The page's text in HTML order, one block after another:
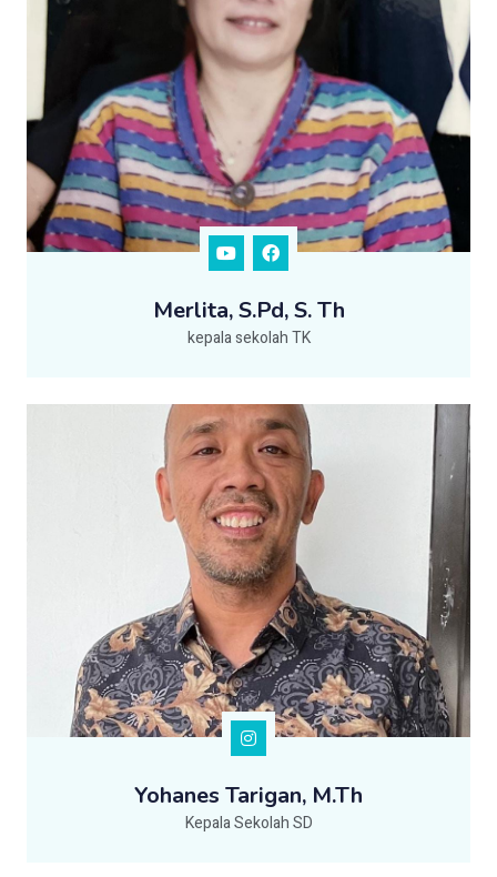
Merlita, S.Pd, S. Th
kepala sekolah TK
Yohanes Tarigan, M.Th
Kepala Sekolah SD